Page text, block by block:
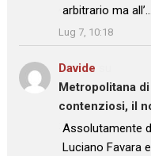
arbitrario ma all’…
”
Lug 7, 10:18
Davide
Metropolitana
contenziosi, il
: “
Assolutamente
Luciano Favara